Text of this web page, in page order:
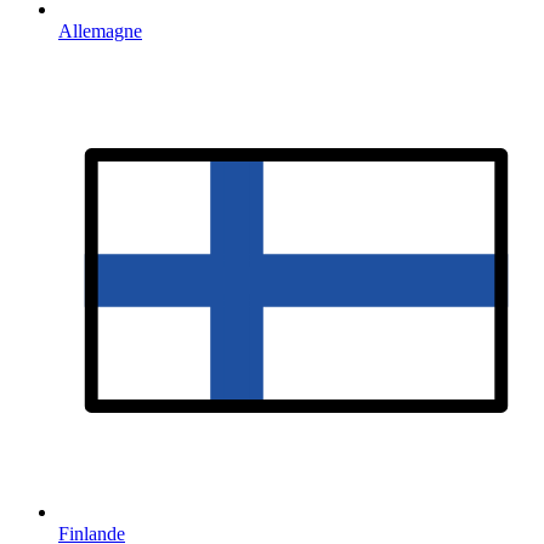
Allemagne
Finlande